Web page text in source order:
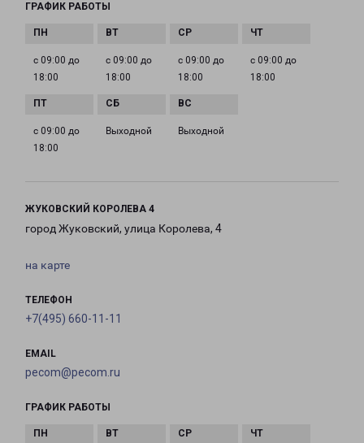
ГРАФИК РАБОТЫ
с 09:00 до
18:00
с 09:00 до
18:00
с 09:00 до
18:00
с 09:00 до
18:00
с 09:00 до
18:00
Выходной Выходной
ЖУКОВСКИЙ КОРОЛЕВА 4
город Жуковский, улица Королева, 4
на карте
ТЕЛЕФОН
+7(495) 660-11-11
EMAIL
pecom@pecom.ru
ГРАФИК РАБОТЫ